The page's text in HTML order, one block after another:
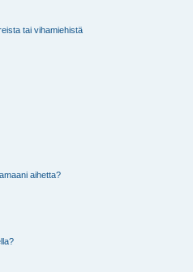
tai vihamiehistä
aihetta?